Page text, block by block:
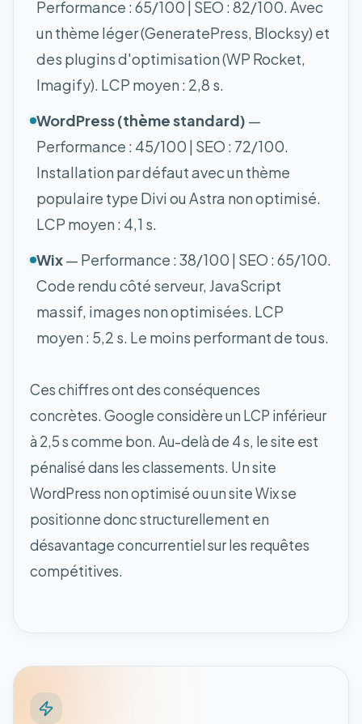
Performance : 65/100 | SEO : 82/100. Avec
un thème léger (GeneratePress, Blocksy) et
des plugins d'optimisation (WP Rocket,
Imagify). LCP moyen : 2,8 s.
WordPress (thème standard) —
Performance : 45/100 | SEO : 72/100.
Installation par défaut avec un thème
populaire type Divi ou Astra non optimisé.
LCP moyen : 4,1 s.
Wix— Performance : 38/100 | SEO : 65/100.
Code rendu côté serveur, JavaScript
massif, images non optimisées. LCP
moyen : 5,2 s. Le moins performant de tous.
Ces chiffres ont des conséquences
concrètes. Google considère un LCP inférieur
à 2,5 s comme bon. Au-delà de 4 s, le site est
pénalisé dans les classements. Un site
WordPress non optimisé ou un site Wix se
positionne donc structurellement en
désavantage concurrentiel sur les requêtes
compétitives.